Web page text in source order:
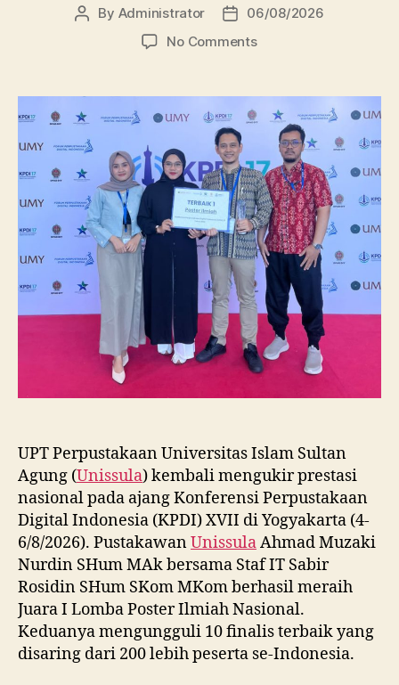
Post
By Administrator
Post06/08/2026
No Commentson
Raih
Juara
Lomba
Poster
Ilmiah
Nasional
di
KPDI
XVII
UPT Perpustakaan Universitas Islam Sultan
Agung (Unissula) kembali mengukir prestasi
nasional pada ajang Konferensi Perpustakaan
Digital Indonesia (KPDI) XVII di Yogyakarta (4-
6/8/2026). PustakawanUnissulaAhmad Muzaki
Nurdin SHum MAk bersama Staf IT Sabir
Rosidin SHum SKom MKom berhasil meraih
Juara I Lomba Poster Ilmiah Nasional.
Keduanya mengungguli 10 finalis terbaik yang
disaring dari 200 lebih peserta se-Indonesia.